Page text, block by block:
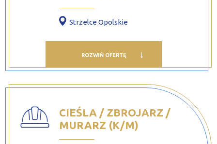
Strzelce Opolskie
ROZWIŃ OFERTĘ
CIEŚLA / ZBROJARZ /
MURARZ (K/M)